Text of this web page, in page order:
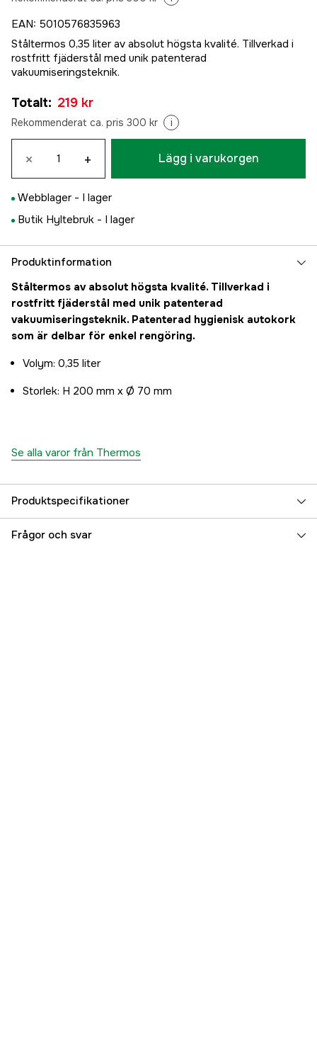
EAN: 5010576835963
Ståltermos 0,35 liter av absolut högsta kvalité. Tillverkad i
rostfritt fjäderstål med unik patenterad
vakuumiseringsteknik.
Totalt: 219 kr
Rekommenderat ca. pris 300 kr i
× + Lägg i varukorgen
Webblager - I lager
Butik Hyltebruk - I lager
Produktinformation
Ståltermos av absolut högsta kvalité. Tillverkad i
rostfritt fjäderstål med unik patenterad
vakuumiseringsteknik. Patenterad hygienisk autokork
som är delbar för enkel rengöring.
Volym: 0,35 liter
Storlek: H 200 mm x Ø 70 mm
Se alla varor från Thermos
Produktspecifikationer
Volym 350 ml
Frågor och svar